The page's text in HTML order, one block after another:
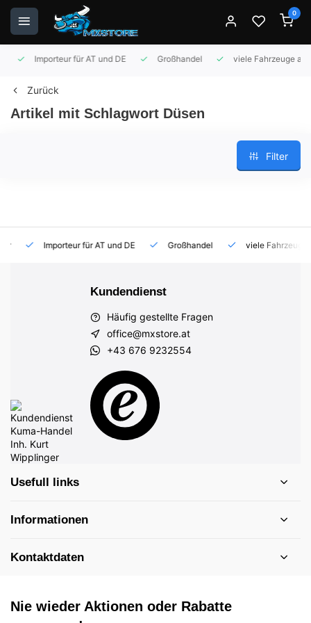
0
Importeur für AT und DE Großhandel viele Fahrzeuge auf
Zurück
Artikel mit Schlagwort Düsen
Filter
Importeur für AT und DE Großhandel viele Fahrzeuge auf
Kundendienst
Häufig gestellte Fragen
office@mxstore.at
+43 676 9232554
Usefull links
Informationen
Kontaktdaten
Nie wieder Aktionen oder Rabatte